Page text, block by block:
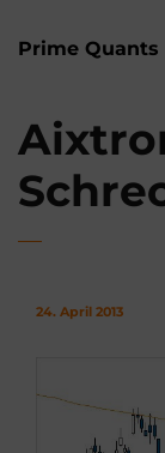
Prime Quants
24. April 2013